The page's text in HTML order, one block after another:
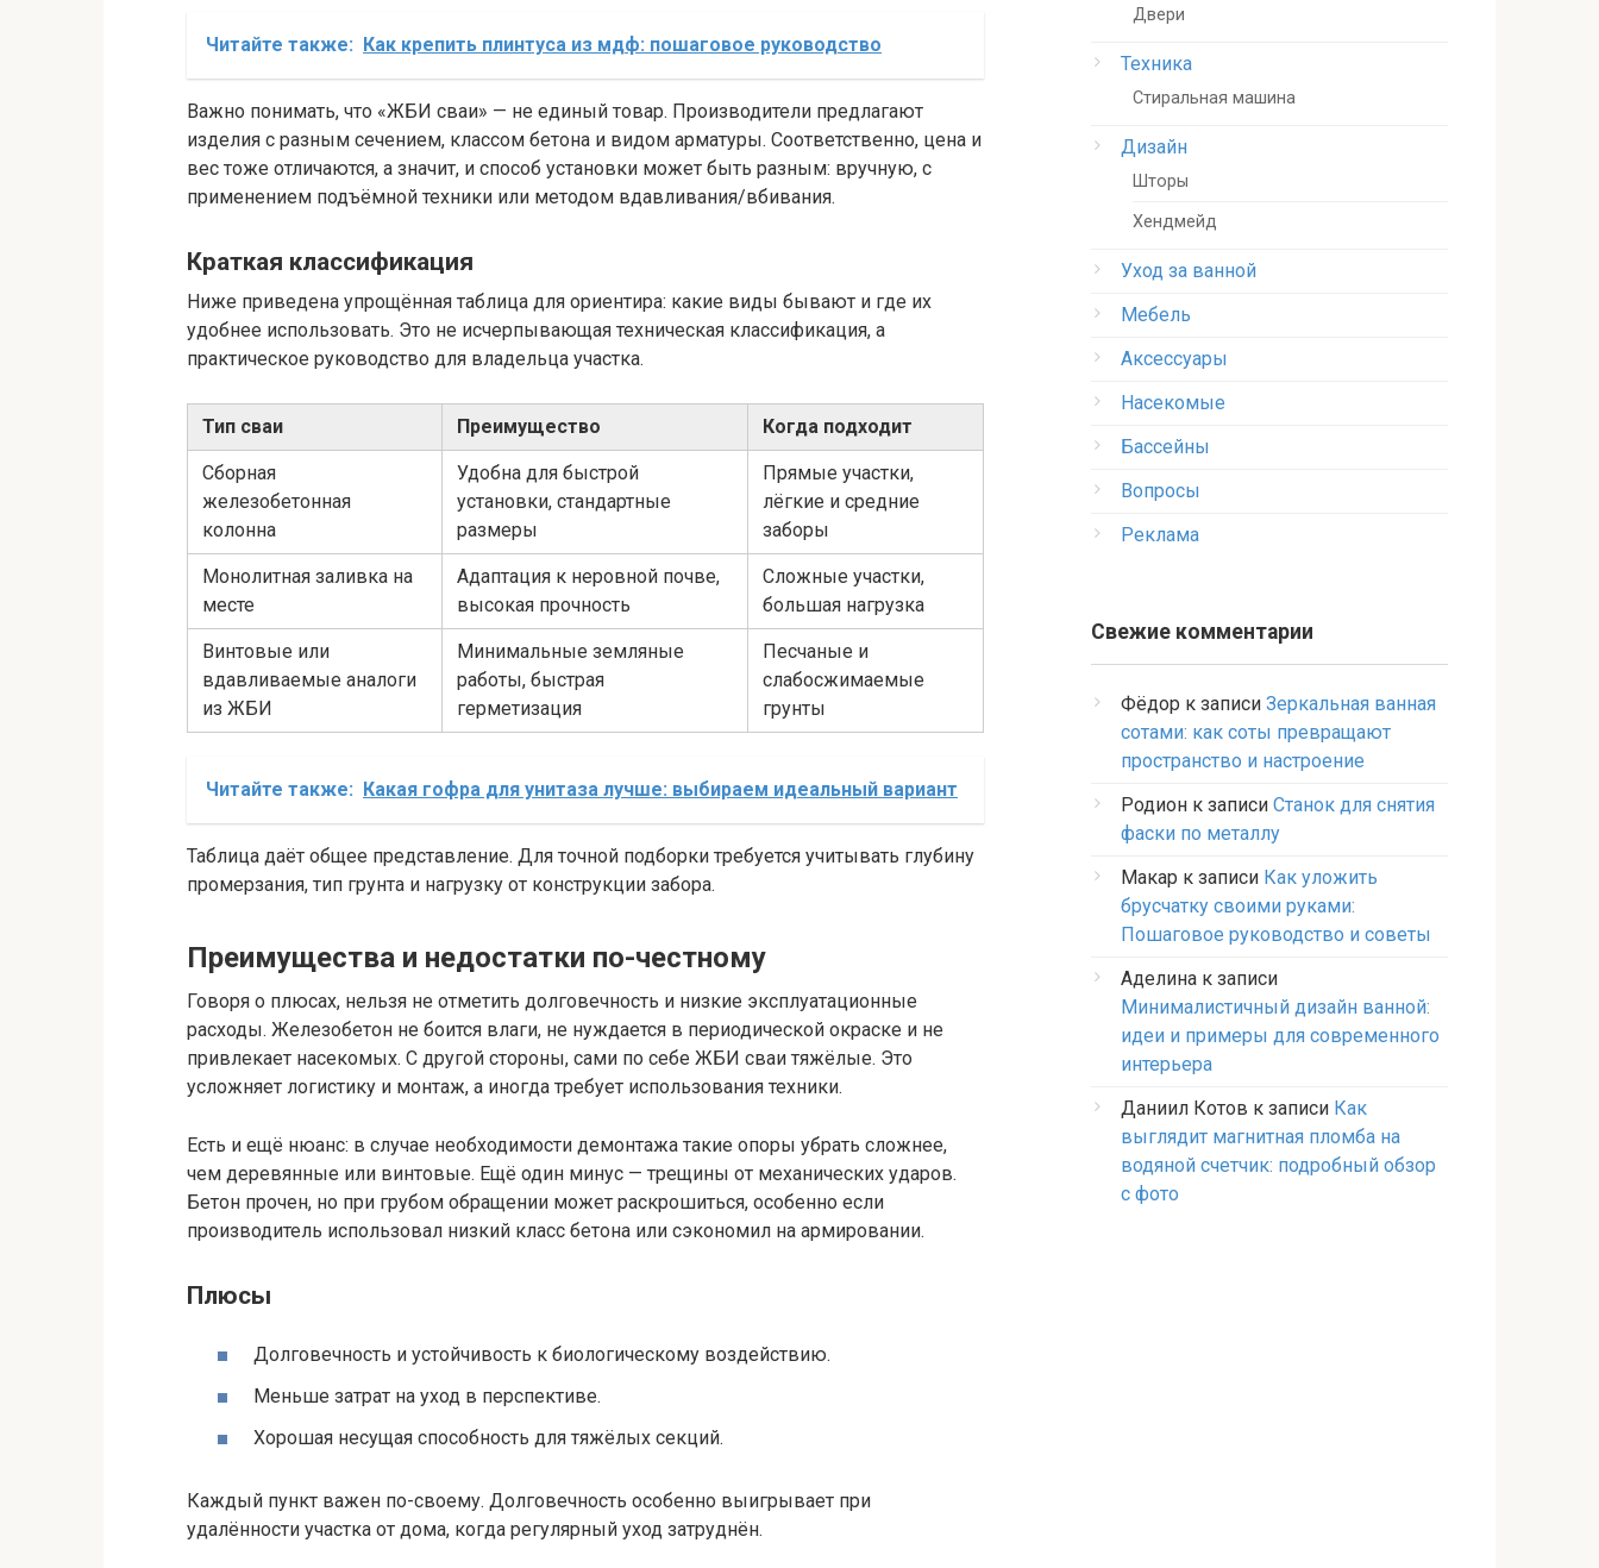
Читайте также: Как крепить плинтуса из мдф: пошаговое руководство
Важно понимать, что «ЖБИ сваи» — не единый товар. Производители предлагают
изделия с разным сечением, классом бетона и видом арматуры. Соответственно, цена и
вес тоже отличаются, а значит, и способ установки может быть разным: вручную, с
применением подъёмной техники или методом вдавливания/вбивания.
Краткая классификация
Ниже приведена упрощённая таблица для ориентира: какие виды бывают и где их
удобнее использовать. Это не исчерпывающая техническая классификация, а
практическое руководство для владельца участка.
Тип сваи Преимущество Когда подходит
Сборная
железобетонная
колонна
Удобна для быстрой
установки, стандартные
размеры
Прямые участки,
лёгкие и средние
заборы
Монолитная заливка на
месте
Адаптация к неровной почве,
высокая прочность
Сложные участки,
большая нагрузка
Винтовые или
вдавливаемые аналоги
из ЖБИ
Минимальные земляные
работы, быстрая
герметизация
Песчаные и
слабосжимаемые
грунты
Читайте также: Какая гофра для унитаза лучше: выбираем идеальный вариант
Таблица даёт общее представление. Для точной подборки требуется учитывать глубину
промерзания, тип грунта и нагрузку от конструкции забора.
Преимущества и недостатки по-честному
Говоря о плюсах, нельзя не отметить долговечность и низкие эксплуатационные
расходы. Железобетон не боится влаги, не нуждается в периодической окраске и не
привлекает насекомых. С другой стороны, сами по себе ЖБИ сваи тяжёлые. Это
усложняет логистику и монтаж, а иногда требует использования техники.
Есть и ещё нюанс: в случае необходимости демонтажа такие опоры убрать сложнее,
чем деревянные или винтовые. Ещё один минус — трещины от механических ударов.
Бетон прочен, но при грубом обращении может раскрошиться, особенно если
производитель использовал низкий класс бетона или сэкономил на армировании.
Плюсы
Долговечность и устойчивость к биологическому воздействию.
Меньше затрат на уход в перспективе.
Хорошая несущая способность для тяжёлых секций.
Каждый пункт важен по-своему. Долговечность особенно выигрывает при
удалённости участка от дома, когда регулярный уход затруднён.
Двери
Техника
Стиральная машина
Дизайн
Шторы
Хендмейд
Уход за ванной
Мебель
Аксессуары
Насекомые
Бассейны
Вопросы
Реклама
Свежие комментарии
Фёдор к записи Зеркальная ванная
сотами: как соты превращают
пространство и настроение
Родион к записи Станок для снятия
фаски по металлу
Макар к записи Как уложить
брусчатку своими руками:
Пошаговое руководство и советы
Аделина к записи
Минималистичный дизайн ванной:
идеи и примеры для современного
интерьера
Даниил Котов к записи Как
выглядит магнитная пломба на
водяной счетчик: подробный обзор
с фото